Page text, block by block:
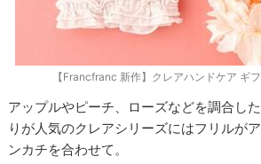
【Francfranc 新作】クレアハンドケア ギ
アップルやピーチ、ローズなどを調合し
りが人気のクレアシリーズにはフリルが
ンカチを合わせて。